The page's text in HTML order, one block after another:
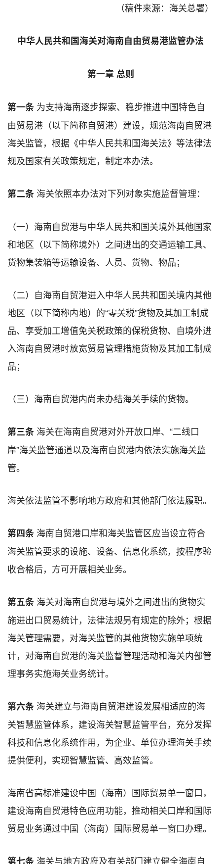
（稿件来源：海关总署）
中华人民共和国海关对海南自由贸易港监管办法
第一章 总则
第一条 为支持海南逐步探索、稳步推进中国特色自
由贸易港（以下简称自贸港）建设，规范海南自贸港
海关监管，根据《中华人民共和国海关法》等法律法
规及国家有关政策规定，制定本办法。
第二条 海关依照本办法对下列对象实施监督管理：
（一）海南自贸港与中华人民共和国关境外其他国家
和地区（以下简称境外）之间进出的交通运输工具、
货物集装箱等运输设备、人员、货物、物品；
（二）自海南自贸港进入中华人民共和国关境内其他
地区（以下简称内地）的“零关税”货物及其加工制成
品、享受加工增值免关税政策的保税货物、自境外进
入海南自贸港时放宽贸易管理措施货物及其加工制成
品；
（三）海南自贸港内尚未办结海关手续的货物。
第三条 海关在海南自贸港对外开放口岸、“二线口
岸”海关监管通道以及海南自贸港内依法实施海关监
管。
海关依法监管不影响地方政府和其他部门依法履职。
第四条 海南自贸港口岸和海关监管区应当设立符合
海关监管要求的设施、设备、信息化系统，按程序验
收合格后，方可开展相关业务。
第五条 海关对海南自贸港与境外之间进出的货物实
施进出口贸易统计，法律法规另有规定的除外；根据
海关管理需要，对海关监管的其他货物实施单项统
计，对海南自贸港的海关监督管理活动和海关内部管
理事务实施海关业务统计。
第六条 海关建立与海南自贸港建设发展相适应的海
关智慧监管体系，建设海关智慧监管平台，充分发挥
科技和信息化系统作用，为企业、单位办理海关手续
提供便利，实现智慧监管、高效监管。
海南省高标准建设中国（海南）国际贸易单一窗口，
建设海南自贸港特色应用功能，推动相关口岸和国际
贸易业务通过中国（海南）国际贸易单一窗口办理。
第七条 海关与地方政府及有关部门建立健全海南自